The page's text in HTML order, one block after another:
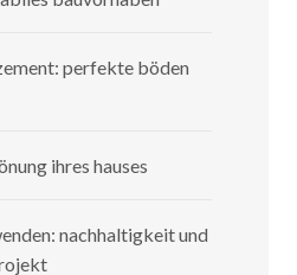
perfekte böden
ihres hauses
nachhaltigkeit und